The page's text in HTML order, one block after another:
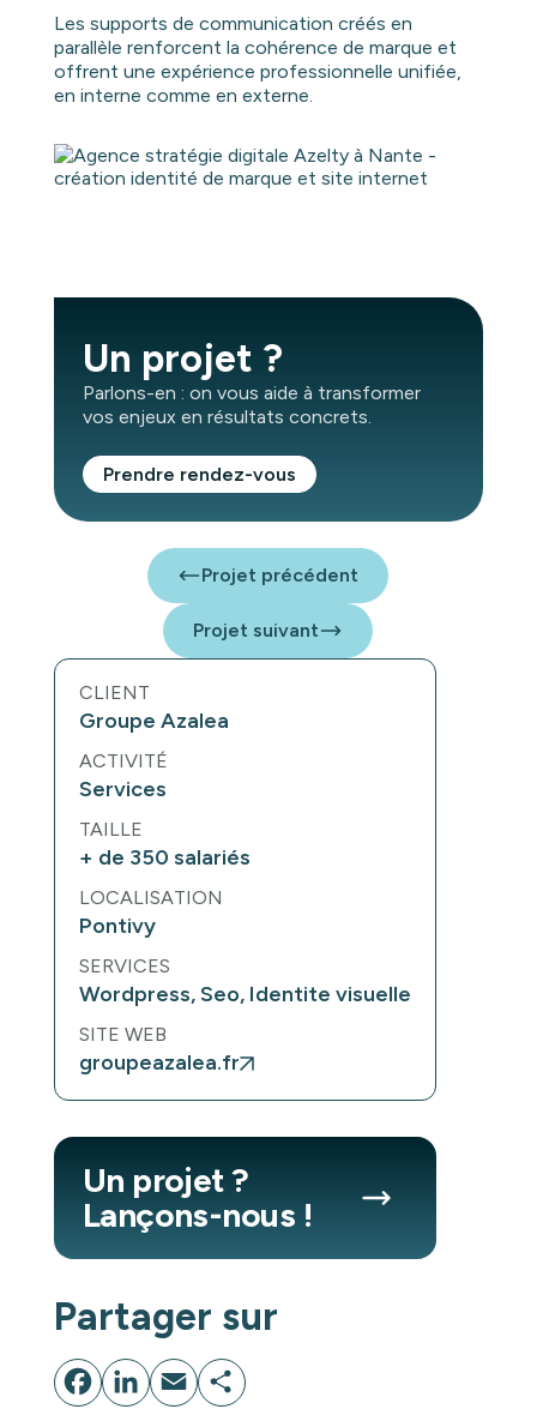
CLIENT
Groupe Azalea
ACTIVITÉ
Services
TAILLE
+ de 350 salariés
LOCALISATION
Pontivy
SERVICES
Wordpress, Seo, Identite visuelle
SITE WEB
groupeazalea.fr
Un projet ?
Lançons-nous !
Partager sur
Facebook
LinkedIn
EmailPartager
Les supports de communication créés en
parallèle renforcent la cohérence de marque et
offrent une expérience professionnelle unifiée,
en interne comme en externe.
Un projet ?
Parlons-en : on vous aide à transformer
vos enjeux en résultats concrets.
Prendre rendez-vous
Projet précédent
Projet suivant